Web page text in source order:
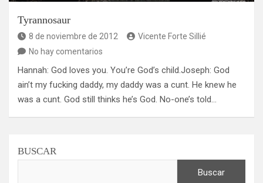
Tyrannosaur
8 de noviembre de 2012
Vicente Forte Sillié
No hay comentarios
Hannah: God loves you. You’re God’s child.Joseph: God
ain’t my fucking daddy, my daddy was a cunt. He knew he
was a cunt. God still thinks he’s God. No-one’s told…
BUSCAR
Buscar